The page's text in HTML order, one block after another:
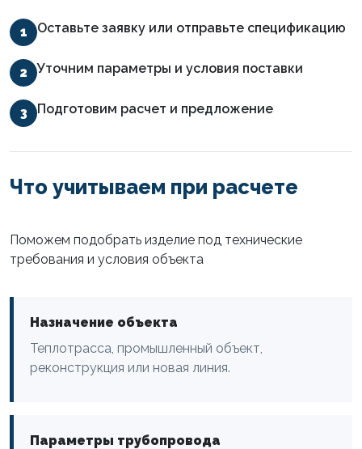
1 Оставьте заявку или отправьте спецификацию
2 Уточним параметры и условия поставки
3 Подготовим расчет и предложение
Что учитываем при расчете
Поможем подобрать изделие под технические
требования и условия объекта
Назначение объекта
Теплотрасса, промышленный объект,
реконструкция или новая линия.
Параметры трубопровода